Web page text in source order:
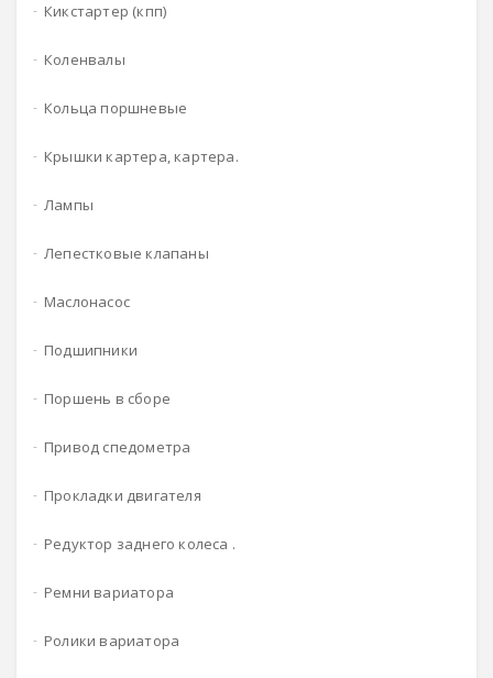
кикстартер (кпп)
коленвалы
кольца поршневые
крышки картера, картера.
лампы
лепестковые клапаны
маслонасос
подшипники
поршень в сборе
привод спедометра
прокладки двигателя
редуктор заднего колеса .
ремни вариатора
ролики вариатора